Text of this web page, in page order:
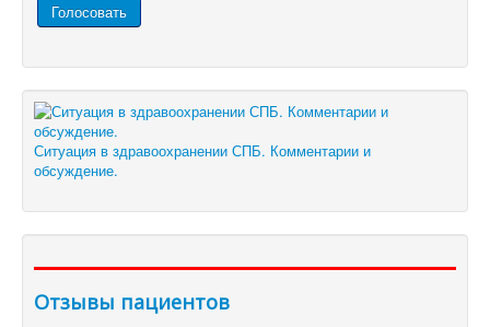
Ситуация в здравоохранении СПБ. Комментарии и
обсуждение.
Отзывы пациентов